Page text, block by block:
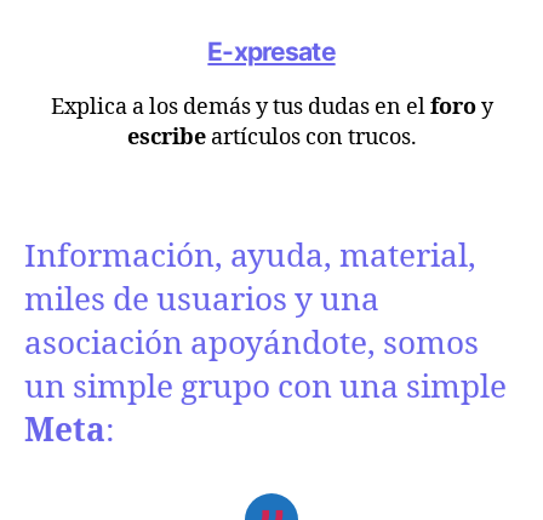
E-xpresate
Explica a los demás y tus dudas en elforoy
escribeartículos con trucos.
Información, ayuda, material,
miles de usuarios y una
asociación apoyándote, somos
un simple grupo con una simple
Meta: